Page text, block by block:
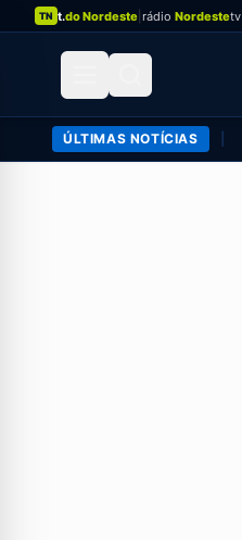
TN t.do Nordeste rádio Nordestetv
ÚLTIMAS NOTÍCIAS